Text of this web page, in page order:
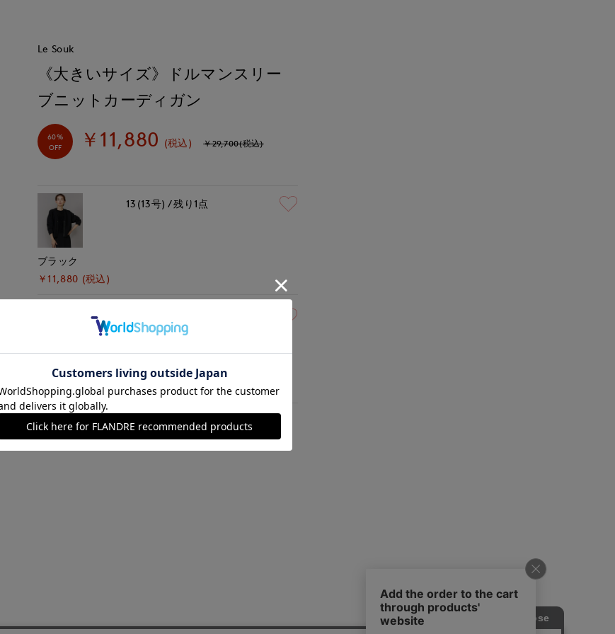
Le Souk
《大きいサイズ》ドルマンスリー
ブニットカーディガン
60%
OFF
￥11,880 (税込) ￥29,700(税込)
ブラック
￥11,880 (税込)
13(13号) 残り1点
ペールグリーン
￥11,880 (税込)
1週間前後で出荷予定